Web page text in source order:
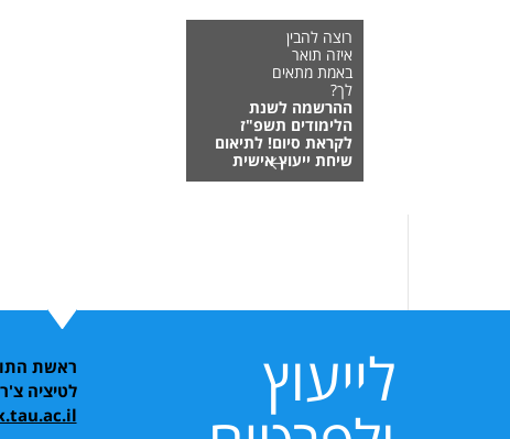
רוצה להבין
איזה תואר
באמת מתאים
לך?
ההרשמה לשנת
הלימודים תשפ"ז
לקראת סיום! לתיאום
שיחת ייעוץ אישית
לייעוץ
ראשת
לטיציה